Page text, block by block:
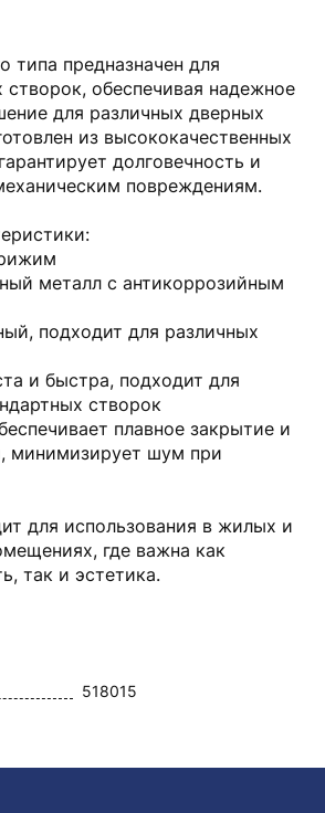
предназначен для
створок, обеспечивая надежное
для различных дверных
из высококачественных
долговечность и
повреждениям.
металл с антикоррозийным
подходит для различных
и быстра, подходит для
створок
плавное закрытие и
минимизирует шум при
для использования в жилых и
где важна как
так и эстетика.
518015